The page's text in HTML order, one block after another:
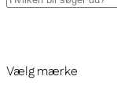
Vælg mærke